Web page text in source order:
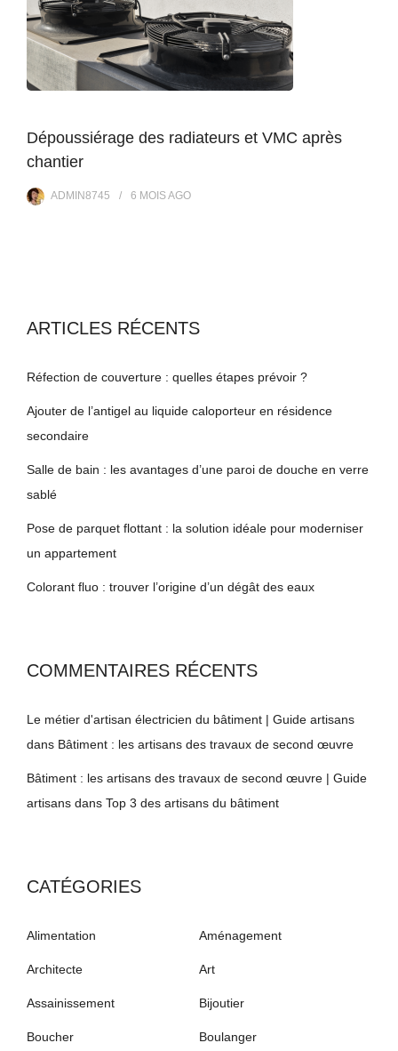
Dépoussiérage des radiateurs et VMC après
chantier
ADMIN8745 6 MOISAGO
ARTICLES RÉCENTS
Réfection de couverture : quelles étapes prévoir ?
Ajouter de l’antigel au liquide caloporteur en résidence
secondaire
Salle de bain : les avantages d’une paroi de douche en verre
sablé
Pose de parquet flottant : la solution idéale pour moderniser
un appartement
Colorant fluo : trouver l’origine d’un dégât des eaux
COMMENTAIRES RÉCENTS
Le métier d'artisan électricien du bâtiment | Guide artisans
dans Bâtiment : les artisans des travaux de second œuvre
Bâtiment : les artisans des travaux de second œuvre | Guide
artisans dans Top 3 des artisans du bâtiment
CATÉGORIES
Alimentation Aménagement
Architecte Art
Assainissement Bijoutier
Boucher Boulanger